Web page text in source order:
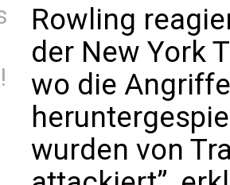
Rowling
der New York
wo die
wurden von